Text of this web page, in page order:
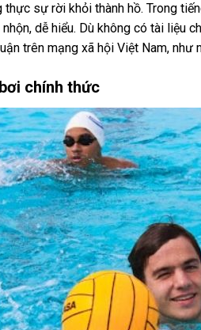
sự rời khỏi thành hồ. Trong
dễ hiểu. Dù không có tài liệu
trên mạng xã hội Việt Nam,
chính thức